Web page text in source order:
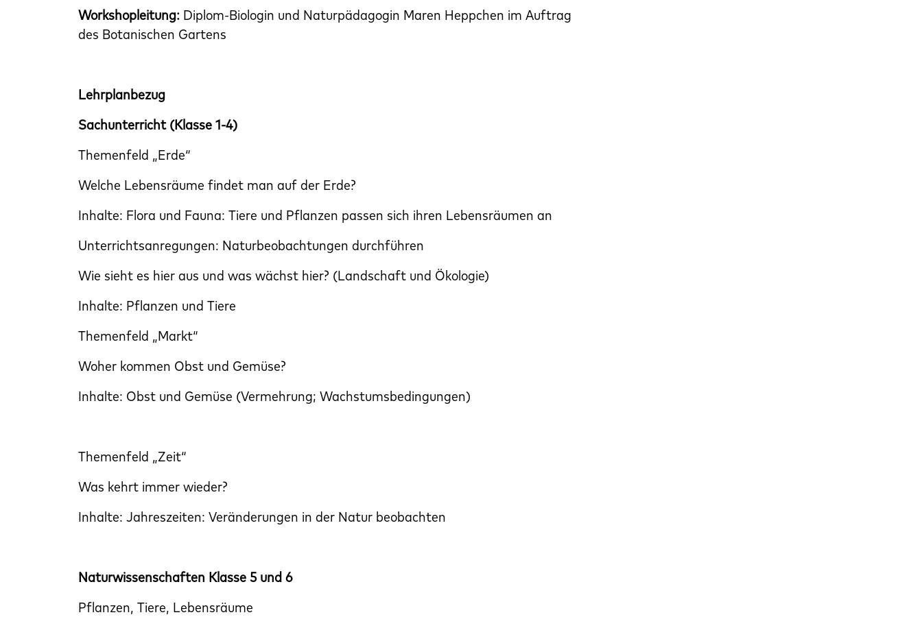
Workshopleitung: Diplom-Biologin und Naturpädagogin Maren Heppchen im Auftrag
des Botanischen Gartens
Lehrplanbezug
Sachunterricht (Klasse 1-4)
Themenfeld „Erde“
Welche Lebensräume findet man auf der Erde?
Inhalte: Flora und Fauna: Tiere und Pflanzen passen sich ihren Lebensräumen an
Unterrichtsanregungen: Naturbeobachtungen durchführen
Wie sieht es hier aus und was wächst hier? (Landschaft und Ökologie)
Inhalte: Pflanzen und Tiere
Themenfeld „Markt“
Woher kommen Obst und Gemüse?
Inhalte: Obst und Gemüse (Vermehrung; Wachstumsbedingungen)
Themenfeld „Zeit“
Was kehrt immer wieder?
Inhalte: Jahreszeiten: Veränderungen in der Natur beobachten
Naturwissenschaften Klasse 5 und 6
Pflanzen, Tiere, Lebensräume